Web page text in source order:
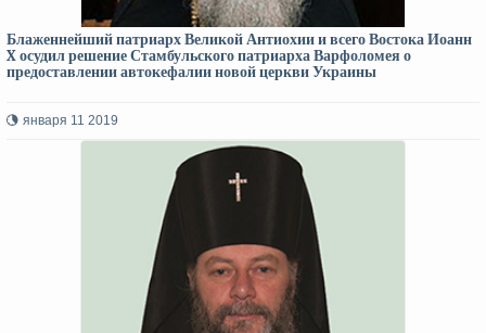
Блаженнейший патриарх Великой Антиохии и всего Востока Иоанн
X осудил решение Стамбульского патриарха Варфоломея о
предоставлении автокефалии новой церкви Украины
января 11 2019